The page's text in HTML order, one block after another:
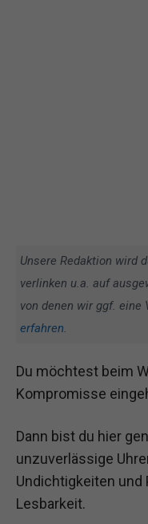
Unsere Redaktion wird
verlinken u.a. auf
von denen wir ggf. eine
erfahren.
Du möchtest beim
Kompromisse
Dann bist du hier
unzuverlässige
Undichtigkeiten und
Lesbarkeit.